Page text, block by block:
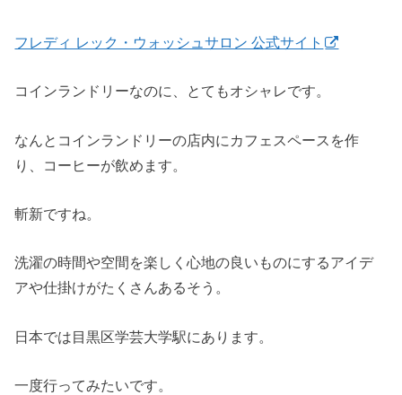
フレディ レック・ウォッシュサロン 公式サイト
コインランドリーなのに、とてもオシャレです。
なんとコインランドリーの店内にカフェスペースを作
り、コーヒーが飲めます。
斬新ですね。
洗濯の時間や空間を楽しく心地の良いものにするアイデ
アや仕掛けがたくさんあるそう。
日本では目黒区学芸大学駅にあります。
一度行ってみたいです。